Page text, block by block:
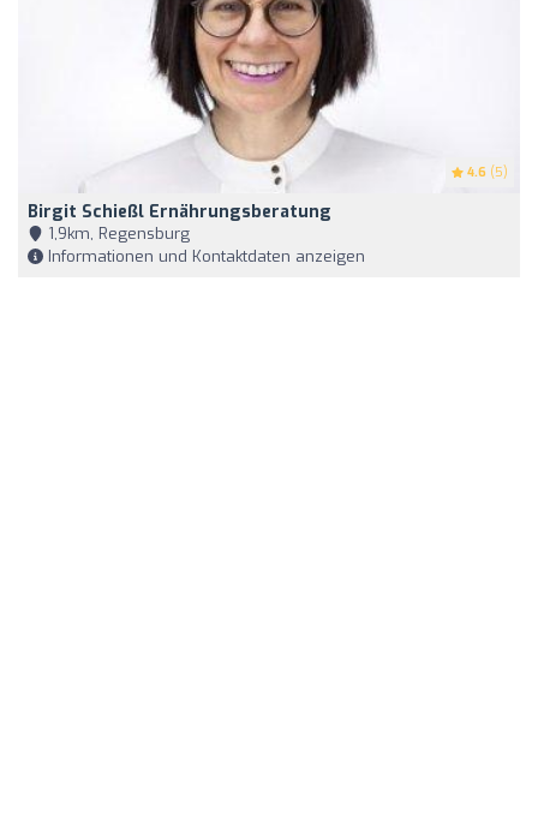
4.6 (5)
Birgit Schießl Ernährungsberatung
1,9km, Regensburg
Informationen und Kontaktdaten anzeigen